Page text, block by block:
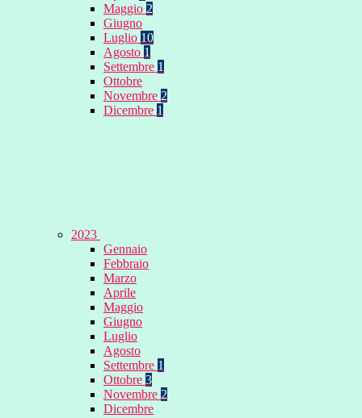
Maggio 2
Giugno
Luglio 10
Agosto 1
Settembre 1
Ottobre
Novembre 2
Dicembre 1
2023
Gennaio
Febbraio
Marzo
Aprile
Maggio
Giugno
Luglio
Agosto
Settembre 1
Ottobre 3
Novembre 2
Dicembre